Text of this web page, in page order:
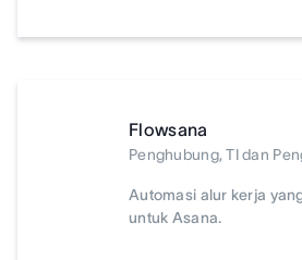
Flowsana
Penghubung, TI dan
Automasi alur kerja
untuk Asana.